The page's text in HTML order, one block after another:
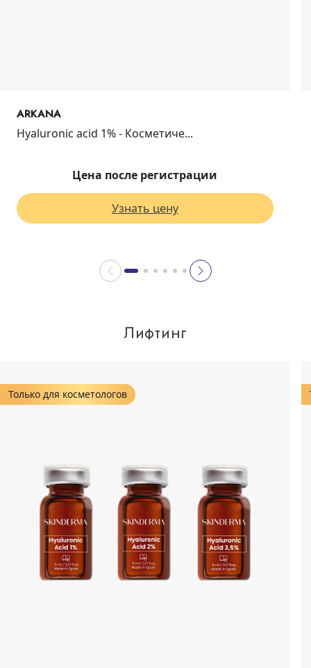
ARKANA
Hyaluronic acid 1% - Косметиче...
Цена после регистрации
Узнать цену
Лифтинг
Только для косметологов